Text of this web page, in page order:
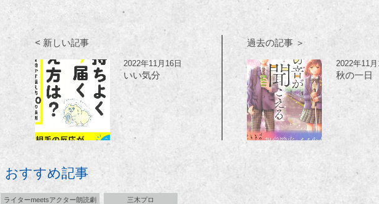
< 新しい記事
2022年11月16日
いい気分
過去の記事 ＞
2022年11月
秋の一日
おすすめ記事
ライターmeetsアクター朗読劇 三木プロ